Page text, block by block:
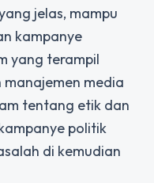
jelas, mampu
kampanye
yang terampil
media
tentang etik dan
politik
di kemudian